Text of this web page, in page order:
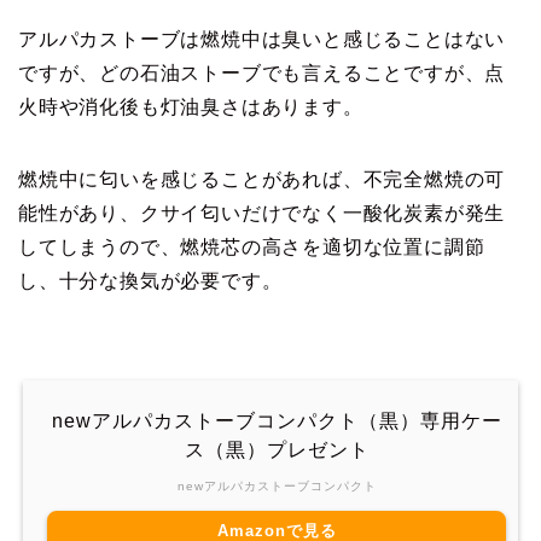
アルパカストーブは燃焼中は臭いと感じることはない
ですが、どの石油ストーブでも言えることですが、点
火時や消化後も灯油臭さはあります。
燃焼中に匂いを感じることがあれば、不完全燃焼の可
能性があり、クサイ匂いだけでなく一酸化炭素が発生
してしまうので、燃焼芯の高さを適切な位置に調節
し、十分な換気が必要です。
newアルパカストーブコンパクト（黒）専用ケー
ス（黒）プレゼント
newアルパカストーブコンパクト
Amazonで見る